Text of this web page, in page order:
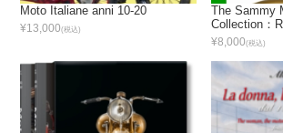
Moto Italiane anni 10-20
¥13,000(税込)
The Sammy
Collection：
¥8,000(税込)